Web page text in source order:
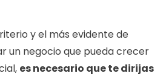
y el más evidente de
un negocio que pueda crecer
es necesario que te dirijas